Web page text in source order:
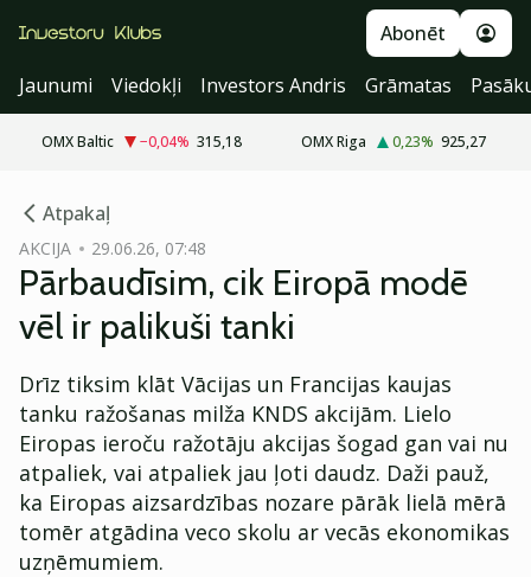
Abonēt
Jaunumi
Viedokļi Investors Andris Grāmatas
OMX Baltic −0,04% 315,18 OMX Riga 0,23% 925,27
Atpakaļ
AKCIJA 29.06.26, 07:48
Pārbaudīsim, cik Eiropā modē
vēl ir palikuši tanki
Drīz tiksim klāt Vācijas un Francijas kaujas
tanku ražošanas milža KNDS akcijām. Lielo
Eiropas ieroču ražotāju akcijas šogad gan vai nu
atpaliek, vai atpaliek jau ļoti daudz. Daži pauž,
ka Eiropas aizsardzības nozare pārāk lielā mērā
tomēr atgādina veco skolu ar vecās ekonomikas
uzņēmumiem.